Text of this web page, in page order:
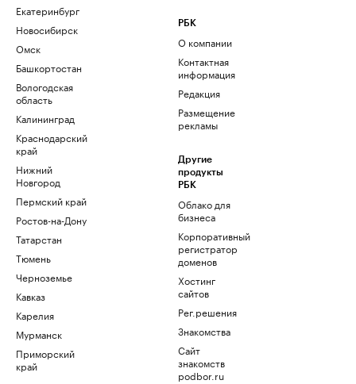
Екатеринбург
Новосибирск
Омск
Башкортостан
Вологодская
область
Калининград
Краснодарский
край
Нижний
Новгород
Пермский край
Ростов-на-Дону
Татарстан
Тюмень
Черноземье
Кавказ
Карелия
Мурманск
Приморский
край
РБК
О компании
Контактная
информация
Редакция
Размещение
рекламы
Другие
продукты
РБК
Облако для
бизнеса
Корпоративный
регистратор
доменов
Хостинг
сайтов
Рег.решения
Знакомства
Сайт
знакомств
podbor.ru